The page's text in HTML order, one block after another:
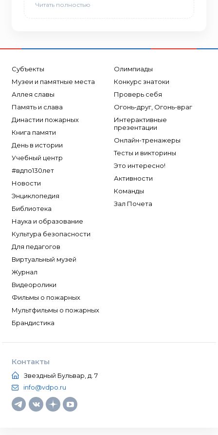
Читать полностью
Субъекты
Музеи и памятные места
Аллея славы
Память и слава
Династии пожарных
Книга памяти
День в истории
Учебный центр
#вдпо130лет
Новости
Энциклопедия
Библиотека
Наука и образование
Культура безопасности
Для педагогов
Виртуальный музей
Журнал
Видеоролики
Фильмы о пожарных
Мультфильмы о пожарных
Брандистика
Олимпиады
Конкурс знатоки
Проверь себя
Огонь-друг, Огонь-враг
Интерактивные
презентации
Онлайн-тренажеры
Тесты и викторины
Это интересно!
Активности
Команды
Зал Почета
Контакты
Звездный Бульвар, д. 7
info@vdpo.ru